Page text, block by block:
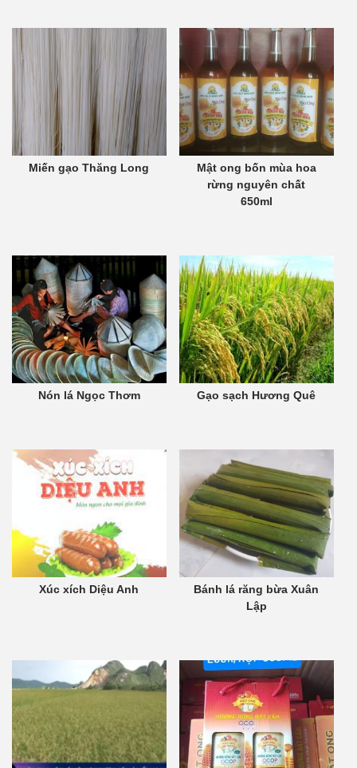
Miến gạo Thăng Long
Mật ong bốn mùa hoa
rừng nguyên chất
650ml
Nón lá Ngọc Thơm Gạo sạch Hương Quê
Xúc xích Diệu Anh
Bánh lá răng bừa Xuân
Lập